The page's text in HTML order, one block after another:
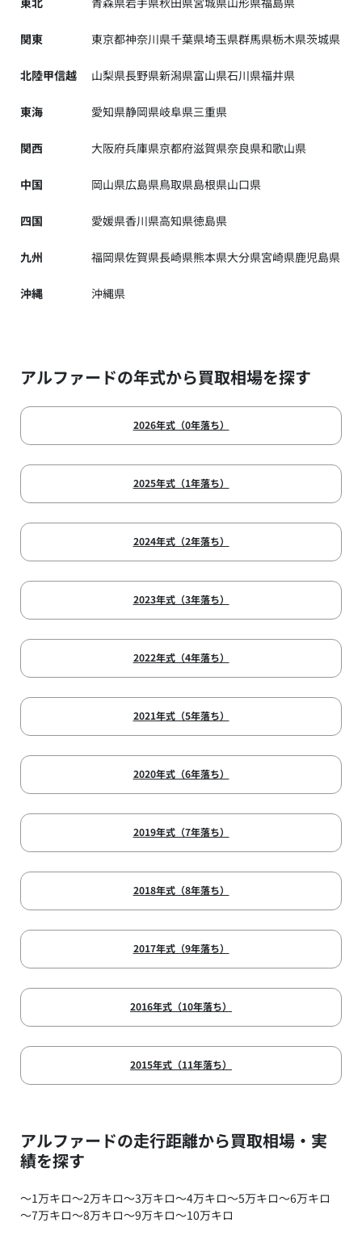
関東 東京都神奈川県千葉県埼玉県群馬県栃木県茨城県
北陸甲信越 山梨県長野県新潟県富山県石川県福井県
東海 愛知県静岡県岐阜県三重県
関西 大阪府兵庫県京都府滋賀県奈良県和歌山県
中国 岡山県広島県鳥取県島根県山口県
四国 愛媛県香川県高知県徳島県
九州 福岡県佐賀県長崎県熊本県大分県宮崎県鹿児島県
沖縄 沖縄県
アルファードの年式から買取相場を探す
2026年式（0年落ち）
2025年式（1年落ち）
2024年式（2年落ち）
2023年式（3年落ち）
2022年式（4年落ち）
2021年式（5年落ち）
2020年式（6年落ち）
2019年式（7年落ち）
2018年式（8年落ち）
2017年式（9年落ち）
2016年式（10年落ち）
2015年式（11年落ち）
アルファードの走行距離から買取相場・実
績を探す
～1万キロ～2万キロ～3万キロ～4万キロ～5万キロ～6万キロ
～7万キロ～8万キロ～9万キロ～10万キロ